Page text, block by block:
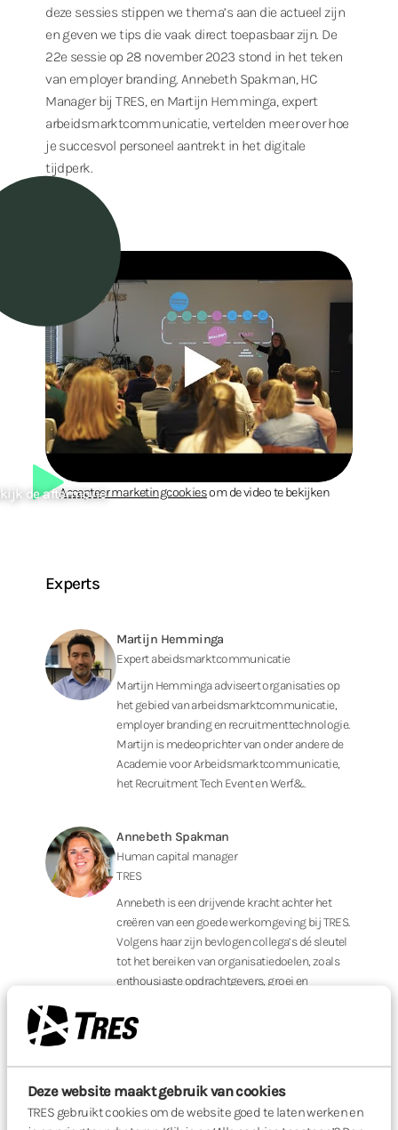
Deze website maakt gebruik van cookies
TRES gebruikt cookies om de website goed te laten werken en
deze sessies stippen we thema’s aan die actueel zijn
en geven we tips die vaak direct toepasbaar zijn. De
22e sessie op 28 november 2023 stond in het teken
van employer branding. Annebeth Spakman, HC
Manager bij TRES, en Martijn Hemminga, expert
arbeidsmarktcommunicatie, vertelden meer over hoe
je succesvol personeel aantrekt in het digitale
tijdperk.
de aftermovie
Accepteer marketingcookiesom de video te bekijken
Experts
Martijn Hemminga
Expert abeids­markt­communicatie
Martijn Hemminga adviseert organisaties op
het gebied van arbeidsmarktcommunicatie,
employer branding en recruitmenttechnologie.
Martijn is medeoprichter van onder andere de
Academie voor Arbeidsmarktcommunicatie,
het Recruitment Tech Event en Werf&.
Annebeth Spakman
Human capital manager
TRES
Annebeth is een drijvende kracht achter het
creëren van een goede werkomgeving bij TRES.
Volgens haar zijn bevlogen collega’s dé sleutel
tot het bereiken van organisatiedoelen, zoals
enthousiaste opdrachtgevers, groei en
Goed werkgeverschap
In een tijd waarin het behouden van talent een